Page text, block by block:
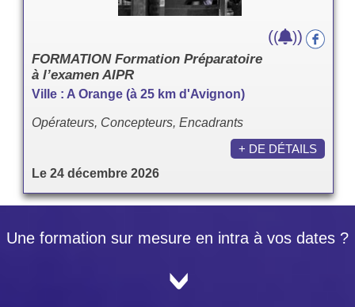
FORMATION Formation Préparatoire
à l’examen AIPR
Ville : A Orange (à 25 km d'Avignon)
Opérateurs, Concepteurs, Encadrants
Le 24 décembre 2026
(( ))
+ DE DÉTAILS
Une formation sur mesure en intra à vos dates ?
<